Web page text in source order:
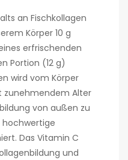
an Fischkollagen
Körper 10 g
erfrischenden
Portion (12 g)
wird vom Körper
zunehmendem Alter
von außen zu
Das Vitamin C
und